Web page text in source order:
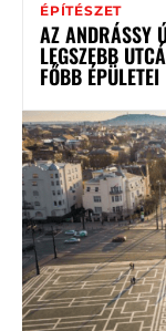
ÉPÍTÉSZET
AZ ANDRÁSSY
LEGSZEBB
FŐBB ÉPÜLETEI